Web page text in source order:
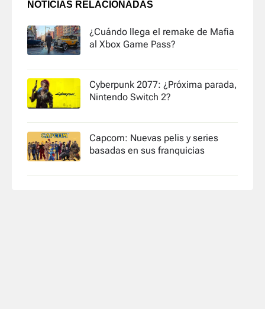
NOTICIAS RELACIONADAS
¿Cuándo llega el remake de Mafia
al Xbox Game Pass?
Cyberpunk 2077: ¿Próxima parada,
Nintendo Switch 2?
Capcom: Nuevas pelis y series
basadas en sus franquicias